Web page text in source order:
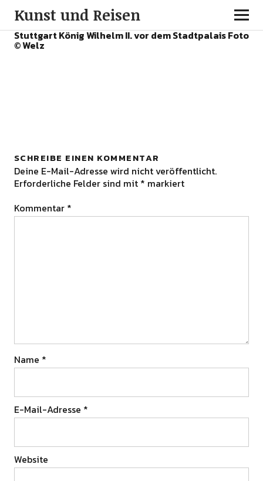
Kunst und Reisen
Stuttgart König Wilhelm II. vor dem Stadtpalais Foto
© Welz
SCHREIBE EINEN KOMMENTAR
Deine E-Mail-Adresse wird nicht veröffentlicht.
Erforderliche Felder sind mit * markiert
Kommentar *
Name *
E-Mail-Adresse *
Website